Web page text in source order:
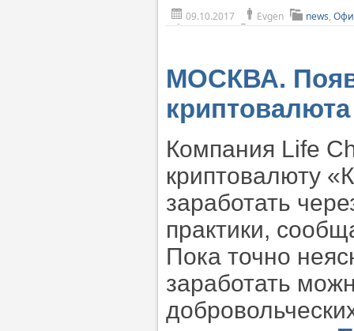
09.10.2017 Evgen news,
МОСКВА.
Компания Life
криптовалюту
заработать
практики,
Пока точно
заработать